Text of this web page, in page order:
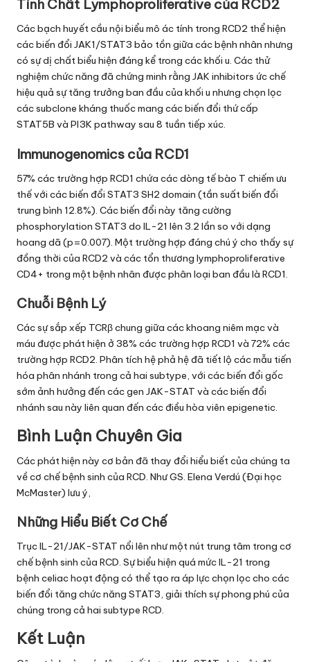
Tính Chất Lymphoproliferative của RCD2
Các bạch huyết cầu nội biểu mô ác tính trong RCD2 thể hiện
các biến đổi JAK1/STAT3 bảo tồn giữa các bệnh nhân nhưng
có sự dị chất biểu hiện đáng kể trong các khối u. Các thử
nghiệm chức năng đã chứng minh rằng JAK inhibitors ức chế
hiệu quả sự tăng trưởng ban đầu của khối u nhưng chọn lọc
các subclone kháng thuốc mang các biến đổi thứ cấp
STAT5B và PI3K pathway sau 8 tuần tiếp xúc.
Immunogenomics của RCD1
57% các trường hợp RCD1 chứa các dòng tế bào T chiếm ưu
thế với các biến đổi STAT3 SH2 domain (tần suất biến đổi
trung bình 12.8%). Các biến đổi này tăng cường
phosphorylation STAT3 do IL-21 lên 3.2 lần so với dạng
hoang dã (p=0.007). Một trường hợp đáng chú ý cho thấy sự
đồng thời của RCD2 và các tổn thương lymphoproliferative
CD4+ trong một bệnh nhân được phân loại ban đầu là RCD1.
Chuỗi Bệnh Lý
Các sự sắp xếp TCRβ chung giữa các khoang niêm mạc và
máu được phát hiện ở 38% các trường hợp RCD1 và 72% các
trường hợp RCD2. Phân tích hệ phả hệ đã tiết lộ các mẫu tiến
hóa phân nhánh trong cả hai subtype, với các biến đổi gốc
sớm ảnh hưởng đến các gen JAK-STAT và các biến đổi
nhánh sau này liên quan đến các điều hòa viên epigenetic.
Bình Luận Chuyên Gia
Các phát hiện này cơ bản đã thay đổi hiểu biết của chúng ta
về cơ chế bệnh sinh của RCD. Như GS. Elena Verdú (Đại học
McMaster) lưu ý,
Những Hiểu Biết Cơ Chế
Trục IL-21/JAK-STAT nổi lên như một nút trung tâm trong cơ
chế bệnh sinh của RCD. Sự biểu hiện quá mức IL-21 trong
bệnh celiac hoạt động có thể tạo ra áp lực chọn lọc cho các
biến đổi tăng chức năng STAT3, giải thích sự phong phú của
chúng trong cả hai subtype RCD.
Kết Luận